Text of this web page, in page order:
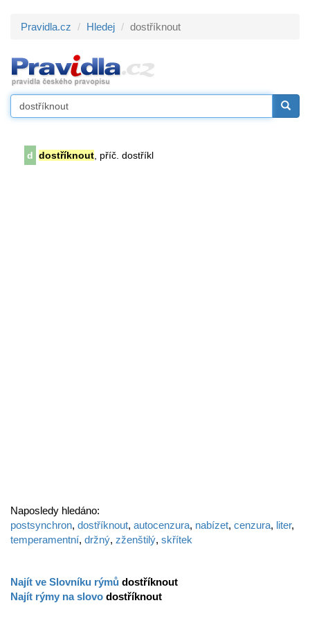
Pravidla.cz Hledej dostříknout
d dostříknout , příč. dostříkl
Naposledy hledáno:
postsynchron, dostříknout, autocenzura, nabízet, cenzura, liter,
temperamentní, držný, zženštilý, skřítek
Najít ve Slovníku rýmů dostříknout
Najít rýmy na slovo dostříknout